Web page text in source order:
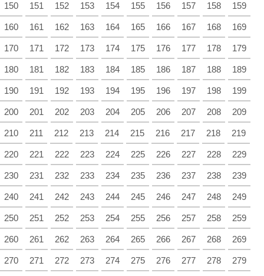
150 151 152 153 154 155 156 157 158 159
160 161 162 163 164 165 166 167 168 169
170 171 172 173 174 175 176 177 178 179
180 181 182 183 184 185 186 187 188 189
190 191 192 193 194 195 196 197 198 199
200 201 202 203 204 205 206 207 208 209
210 211 212 213 214 215 216 217 218 219
220 221 222 223 224 225 226 227 228 229
230 231 232 233 234 235 236 237 238 239
240 241 242 243 244 245 246 247 248 249
250 251 252 253 254 255 256 257 258 259
260 261 262 263 264 265 266 267 268 269
270 271 272 273 274 275 276 277 278 279